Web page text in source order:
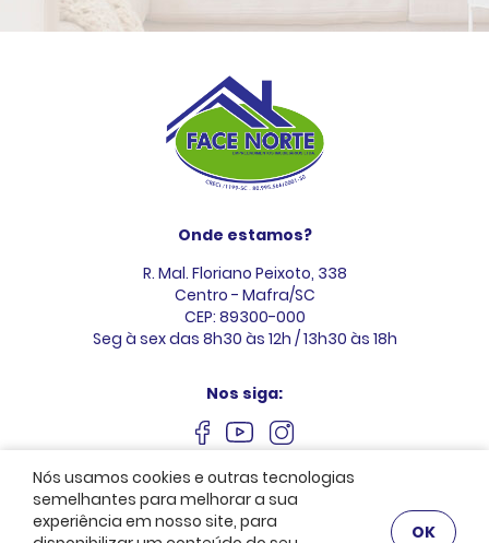
Nós usamos cookies e outras tecnologias
semelhantes para melhorar a sua
experiência em nosso site, para
OK
Onde estamos?
R. Mal. Floriano Peixoto, 338
Centro - Mafra/SC
CEP: 89300-000
Seg à sex das 8h30 às 12h / 13h30 às 18h
Nos siga:
Face Norte © 2026. Creci 1199-SC. Todos os direitos